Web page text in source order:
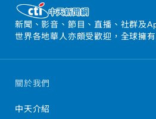
新聞、影音、節目、直播、社群及
世界各地華人亦頗受歡迎，全球擁
關於我們
中天介紹